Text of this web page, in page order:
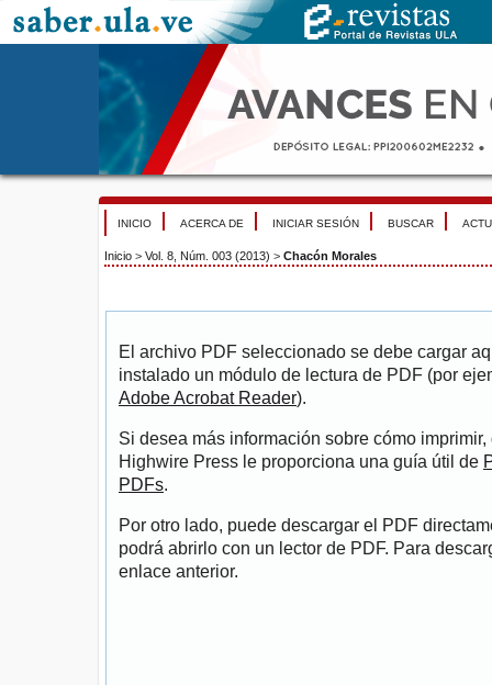
INICIO ACERCA DE INICIAR SESIÓN BUSCAR
Inicio > Vol. 8, Núm. 003 (2013) > Chacón Morales
El archivo PDF seleccionado se debe cargar
instalado un módulo de lectura de PDF (por
Adobe Acrobat Reader).
Si desea más información sobre cómo
Highwire Press le proporciona una guía útil de
PDFs.
Por otro lado, puede descargar el PDF
podrá abrirlo con un lector de PDF. Para
enlace anterior.